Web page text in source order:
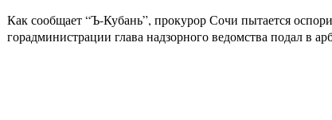
Как сообщает “Ъ-Кубань”, прокурор Сочи пытается
горадминистрации глава надзорного ведомства подал в